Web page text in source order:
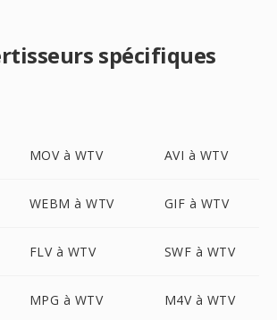
spécifiques
MOV à WTV AVI à WTV
WEBM à WTV GIF à WTV
FLV à WTV SWF à WTV
MPG à WTV M4V à WTV